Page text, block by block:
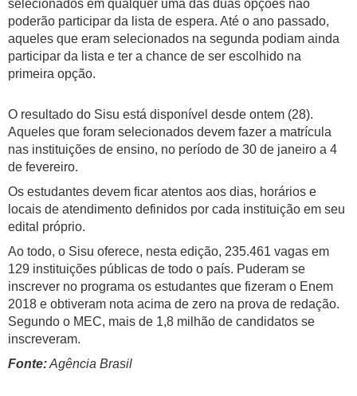
selecionados em qualquer uma das duas opções não
poderão participar da lista de espera. Até o ano passado,
aqueles que eram selecionados na segunda podiam ainda
participar da lista e ter a chance de ser escolhido na
primeira opção.
O resultado do Sisu está disponível desde ontem (28).
Aqueles que foram selecionados devem fazer a matrícula
nas instituições de ensino, no período de 30 de janeiro a 4
de fevereiro.
Os estudantes devem ficar atentos aos dias, horários e
locais de atendimento definidos por cada instituição em seu
edital próprio.
Ao todo, o Sisu oferece, nesta edição, 235.461 vagas em
129 instituições públicas de todo o país. Puderam se
inscrever no programa os estudantes que fizeram o Enem
2018 e obtiveram nota acima de zero na prova de redação.
Segundo o MEC, mais de 1,8 milhão de candidatos se
inscreveram.
Fonte:Agência Brasil